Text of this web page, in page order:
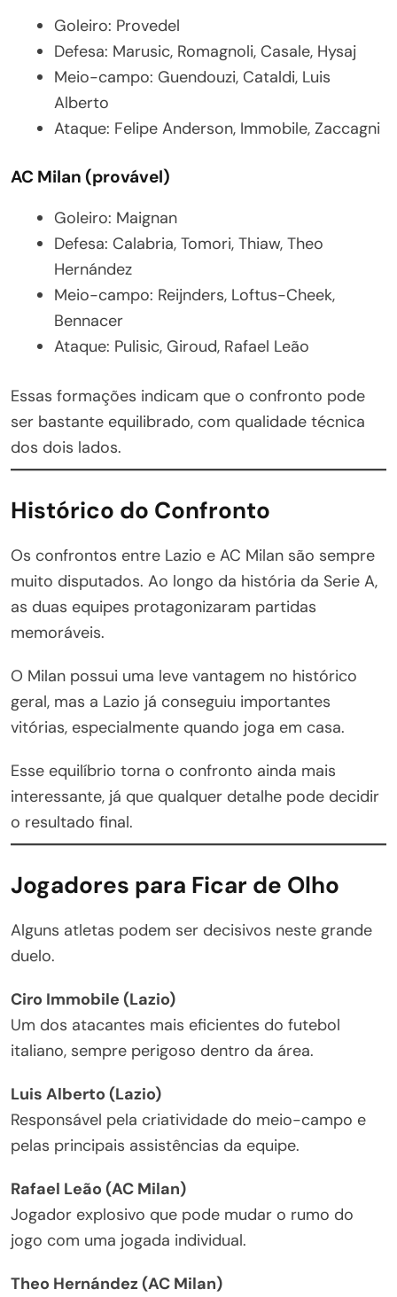
Goleiro: Provedel
Defesa: Marusic, Romagnoli, Casale, Hysaj
Meio-campo: Guendouzi, Cataldi, Luis
Alberto
Ataque: Felipe Anderson, Immobile, Zaccagni
AC Milan (provável)
Goleiro: Maignan
Defesa: Calabria, Tomori, Thiaw, Theo
Hernández
Meio-campo: Reijnders, Loftus-Cheek,
Bennacer
Ataque: Pulisic, Giroud, Rafael Leão
Essas formações indicam que o confronto pode
ser bastante equilibrado, com qualidade técnica
dos dois lados.
Histórico do Confronto
Os confrontos entre Lazio e AC Milan são sempre
muito disputados. Ao longo da história da Serie A,
as duas equipes protagonizaram partidas
memoráveis.
O Milan possui uma leve vantagem no histórico
geral, mas a Lazio já conseguiu importantes
vitórias, especialmente quando joga em casa.
Esse equilíbrio torna o confronto ainda mais
interessante, já que qualquer detalhe pode decidir
o resultado final.
Jogadores para Ficar de Olho
Alguns atletas podem ser decisivos neste grande
duelo.
Ciro Immobile (Lazio)
Um dos atacantes mais eficientes do futebol
italiano, sempre perigoso dentro da área.
Luis Alberto (Lazio)
Responsável pela criatividade do meio-campo e
pelas principais assistências da equipe.
Rafael Leão (AC Milan)
Jogador explosivo que pode mudar o rumo do
jogo com uma jogada individual.
Theo Hernández (AC Milan)